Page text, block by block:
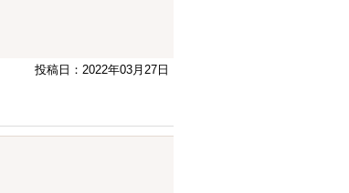
投稿日：2022年03月27日